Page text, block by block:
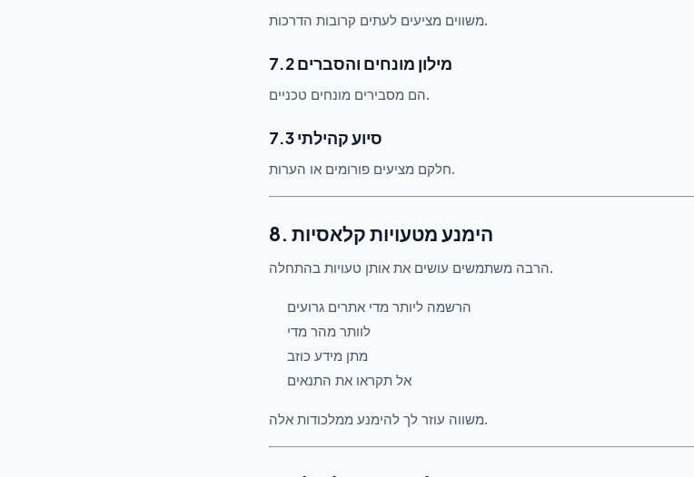
משווים מציעים לעתים קרובות הדרכות.
7.2 מילון מונחים והסברים
הם מסבירים מונחים טכניים.
7.3 סיוע קהילתי
חלקם מציעים פורומים או הערות.
8. הימנע מטעויות קלאסיות
הרבה משתמשים עושים את אותן טעויות בהתחלה.
הרשמה ליותר מדי אתרים גרועים
לוותר מהר מדי
מתן מידע כוזב
אל תקראו את התנאים
משווה עוזר לך להימנע ממלכודות אלה.